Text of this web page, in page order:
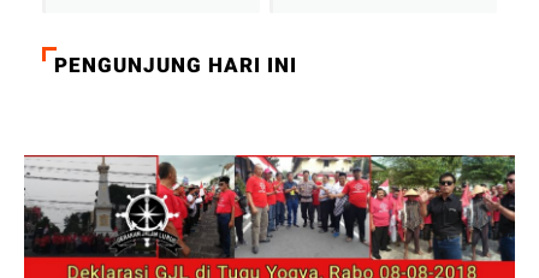
PENGUNJUNG HARI INI